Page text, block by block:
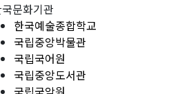
문화기관
한국예술종합학교
국립중앙박물관
국립국어원
국립중앙도서관